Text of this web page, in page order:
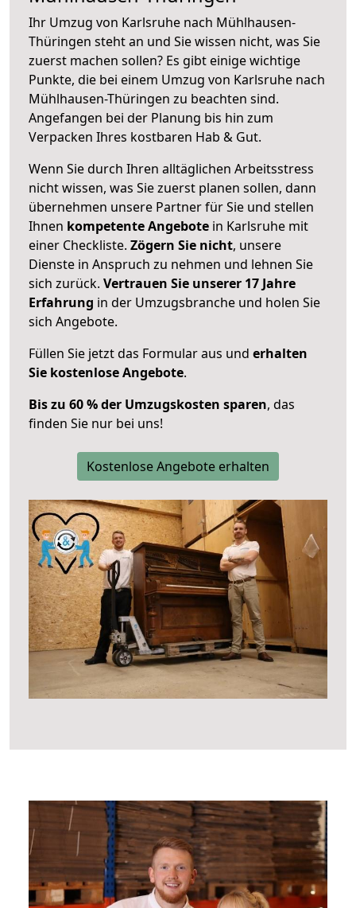
Ihr Umzug von Karlsruhe nach Mühlhausen-
Thüringen steht an und Sie wissen nicht, was Sie
zuerst machen sollen? Es gibt einige wichtige
Punkte, die bei einem Umzug von Karlsruhe nach
Mühlhausen-Thüringen zu beachten sind.
Angefangen bei der Planung bis hin zum
Verpacken Ihres kostbaren Hab & Gut.
Wenn Sie durch Ihren alltäglichen Arbeitsstress
nicht wissen, was Sie zuerst planen sollen, dann
übernehmen unsere Partner für Sie und stellen
Ihnen kompetente Angebote in Karlsruhe mit
einer Checkliste. Zögern Sie nicht, unsere
Dienste in Anspruch zu nehmen und lehnen Sie
sich zurück. Vertrauen Sie unserer 17 Jahre
Erfahrung in der Umzugsbranche und holen Sie
sich Angebote.
Füllen Sie jetzt das Formular aus und erhalten
Sie kostenlose Angebote.
Bis zu 60 % der Umzugskosten sparen, das
finden Sie nur bei uns!
Kostenlose Angebote erhalten